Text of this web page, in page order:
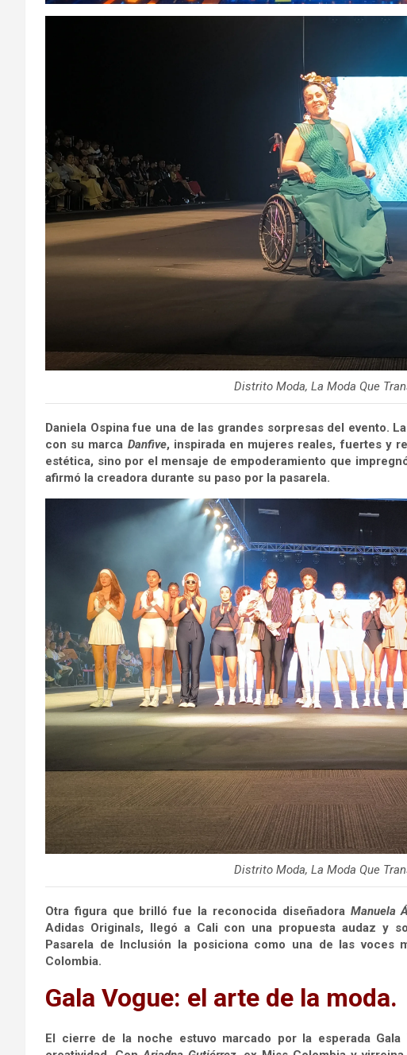
Distrito Moda, La Moda Que
Daniela Ospina fue una de las grandes sorpresas del evento.
con su marca Danfive, inspirada en mujeres reales, fuertes y
estética, sino por el mensaje de empoderamiento que
afirmó la creadora durante su paso por la pasarela.
Distrito Moda, La Moda Que
Otra figura que brilló fue la reconocida diseñadora Manuela
Adidas Originals, llegó a Cali con una propuesta audaz y
Pasarela de Inclusión la posiciona como una de las voces
Colombia.
Gala Vogue: el arte de la moda.
El cierre de la noche estuvo marcado por la esperada